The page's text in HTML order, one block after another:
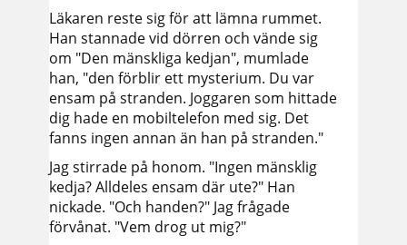
Läkaren reste sig för att lämna rummet.
Han stannade vid dörren och vände sig
om "Den mänskliga kedjan", mumlade
han, "den förblir ett mysterium. Du var
ensam på stranden. Joggaren som hittade
dig hade en mobiltelefon med sig. Det
fanns ingen annan än han på stranden."
Jag stirrade på honom. "Ingen mänsklig
kedja? Alldeles ensam där ute?" Han
nickade. "Och handen?" Jag frågade
förvånat. "Vem drog ut mig?"